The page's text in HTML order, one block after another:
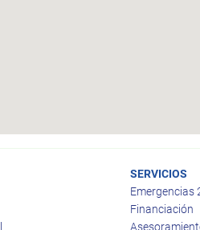
SERVICIOS
Emergencias
Financiación